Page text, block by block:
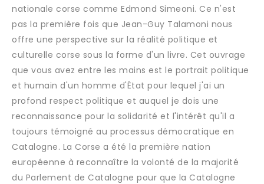
nationale corse comme Edmond Simeoni. Ce n'est
pas la première fois que Jean-Guy Talamoni nous
offre une perspective sur la réalité politique et
culturelle corse sous la forme d'un livre. Cet ouvrage
que vous avez entre les mains est le portrait politique
et humain d'un homme d'État pour lequel j'ai un
profond respect politique et auquel je dois une
reconnaissance pour la solidarité et l'intérêt qu'il a
toujours témoigné au processus démocratique en
Catalogne. La Corse a été la première nation
européenne à reconnaître la volonté de la majorité
du Parlement de Catalogne pour que la Catalogne